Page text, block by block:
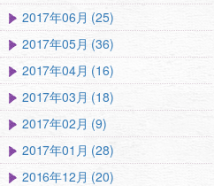
2017年06月 (25)
2017年05月 (36)
2017年04月 (16)
2017年03月 (18)
2017年02月 (9)
2017年01月 (28)
2016年12月 (20)